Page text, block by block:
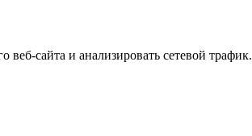
сайта и анализировать сетевой трафик.